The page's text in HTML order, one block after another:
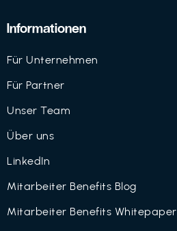
Informationen
Für Unternehmen
Für Partner
Unser Team
Über uns
LinkedIn
Mitarbeiter Benefits Blog
Mitarbeiter Benefits Whitepaper